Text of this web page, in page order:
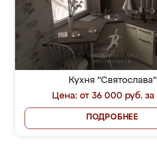
Кухня "Святослава"
Цена: от 36 000 руб. за
ПОДРОБНЕЕ